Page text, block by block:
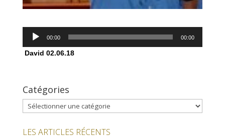
Lecteur
00:00 00:00
David 02.06.18
Catégories
Catégories
LES ARTICLES RÉCENTS